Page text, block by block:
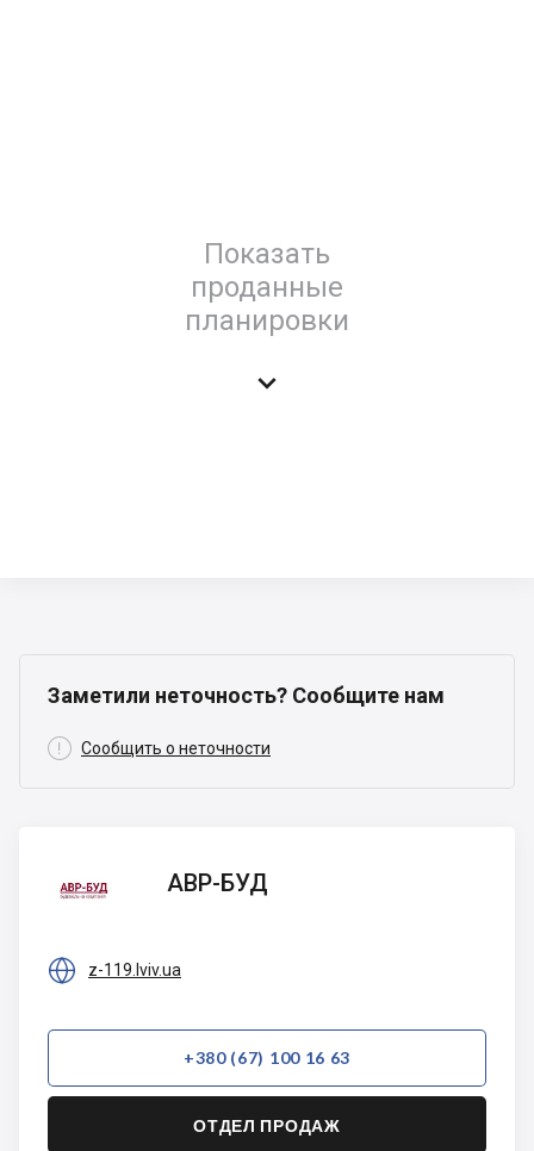
Показать
проданные
планировки

Заметили неточность? Сообщите нам
 Сообщить о неточности
БУД
АВР-БУД
 z-119.lviv.ua
+380 (67) 100 16 63
ОТДЕЛ ПРОДАЖ